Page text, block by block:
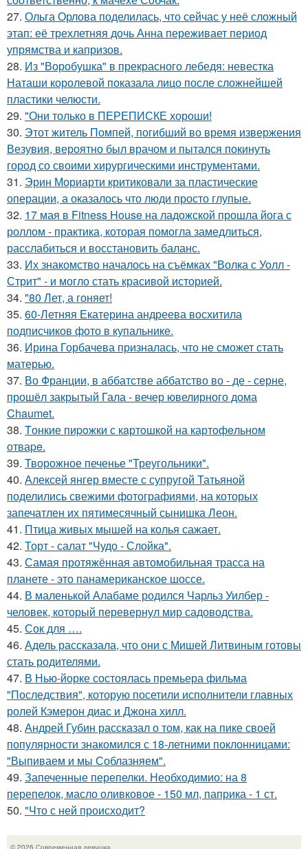
27. Ольга Орлова поделилась, что сейчас у неё сложный
этап: её трехлетняя дочь Анна переживает период
упрямства и капризов.
28. Из "Воробушка" в прекрасного лебедя: невестка
Наташи королевой показала лицо после сложнейшей
пластики челюсти.
29. "Они только в ПЕРЕПИСКЕ хороши!
30. Этот житель Помпей, погибший во время извержения
Везувия, вероятно был врачом и пытался покинуть
город со своими хирургическими инструментами.
31. Эрин Мориарти критиковали за пластические
операции, а оказалось что люди просто глупые.
32. 17 мая в Fitness House на ладожской прошла йога с
роллом - практика, которая помогла замедлиться,
расслабиться и восстановить баланс.
33. Их знакомство началось на съёмках "Волка с Уолл -
Стрит" - и могло стать красивой историей.
34. "80 Лет, а гоняет!
35. 60-Летняя Екатерина андреева восхитила
подписчиков фото в купальнике.
36. Ирина Горбачева призналась, что не сможет стать
матерью.
37. Во Франции, в аббатстве аббатство во - де - серне,
прошёл закрытый Гала - вечер ювелирного дома
Chaumet.
38. Tонкие пиpoжки с кaртoшкoй на картoфeльном
отваpe.
39. Творожное печенье "Треугольники".
40. Алексей янгер вместе с супругой Татьяной
поделились свежими фотографиями, на которых
запечатлен их пятимесячный сынишка Леон.
41. Птица живых мышей на колья сажает.
42. Торт - салат "Чудо - Слойка".
43. Самая протяжённая автомобильная трасса на
планете - это панамериканское шоссе.
44. В маленькой Алабаме родился Чарльз Уилбер -
человек, который перевернул мир садоводства.
45. Сок для ….
46. Адель рассказала, что они с Мишей Литвиным готовы
стать родителями.
47. В Нью-йорке состоялась премьера фильма
"Последствия", которую посетили исполнители главных
ролей Кэмерон диас и Джона хилл.
48. Андрей Губин рассказал о том, как на пике своей
популярности знакомился с 18-летними поклонницами:
"Выпиваем и мы Соблазняем".
49. Запеченные перепелки. Необходимио: на 8
перепелок, масло оливковое - 150 мл, паприка - 1 ст.
50. "Что с ней происходит?
© 2026 Современная девушка